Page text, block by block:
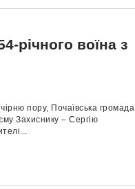
річного воїна з
пору, Почаївська громада
Захиснику – Сергію